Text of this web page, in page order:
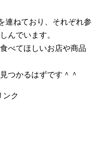
連ねており、それぞれ参
んでいます。
べてほしいお店や商品
つかるはずです＾＾
ンク